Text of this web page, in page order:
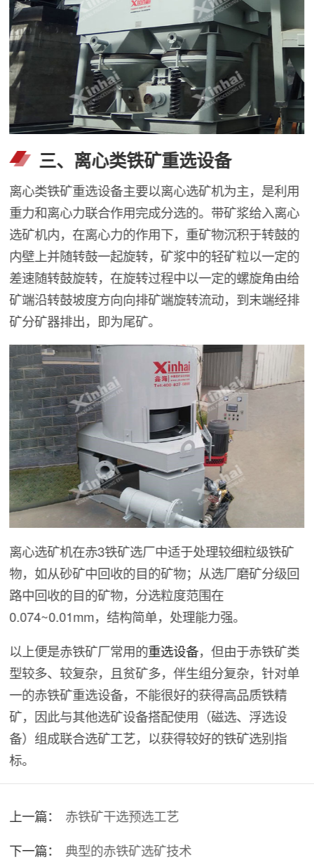
三、离心类铁矿重选设备
离心类铁矿重选设备主要以离心选矿机为主，是利用
重力和离心力联合作用完成分选的。带矿浆给入离心
选矿机内，在离心力的作用下，重矿物沉积于转鼓的
内壁上并随转鼓一起旋转，矿浆中的轻矿粒以一定的
差速随转鼓旋转，在旋转过程中以一定的螺旋角由给
矿端沿转鼓坡度方向向排矿端旋转流动，到末端经排
矿分矿器排出，即为尾矿。
离心选矿机在赤3铁矿选厂中适于处理较细粒级铁矿
物，如从砂矿中回收的目的矿物；从选厂磨矿分级回
路中回收的目的矿物，分选粒度范围在
0.074~0.01mm，结构简单，处理能力强。
以上便是赤铁矿厂常用的重选设备，但由于赤铁矿类
型较多、较复杂，且贫矿多，伴生组分复杂，针对单
一的赤铁矿重选设备，不能很好的获得高品质铁精
矿，因此与其他选矿设备搭配使用（磁选、浮选设
备）组成联合选矿工艺，以获得较好的铁矿选别指
标。
上一篇：
赤铁矿干选预选工艺
下一篇：
典型的赤铁矿选矿技术